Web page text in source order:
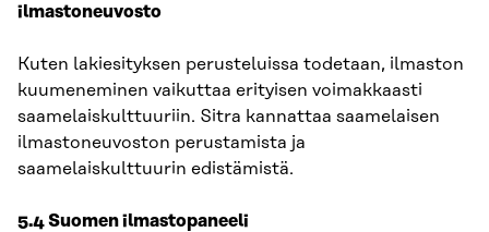
ilmastoneuvosto
Kuten lakiesityksen perusteluissa todetaan, ilmaston
kuumeneminen vaikuttaa erityisen voimakkaasti
saamelaiskulttuuriin. Sitra kannattaa saamelaisen
ilmastoneuvoston perustamista ja
saamelaiskulttuurin edistämistä.
5.4 Suomen ilmastopaneeli